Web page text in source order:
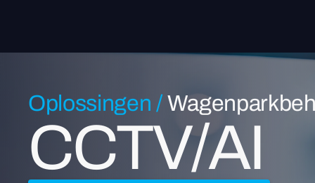
Oplossingen /
CCTV/AI